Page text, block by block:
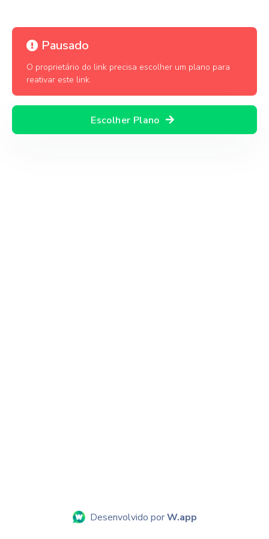
Pausado
O proprietário do link precisa escolher um plano para
reativar este link.
Escolher Plano
Desenvolvido porW.app